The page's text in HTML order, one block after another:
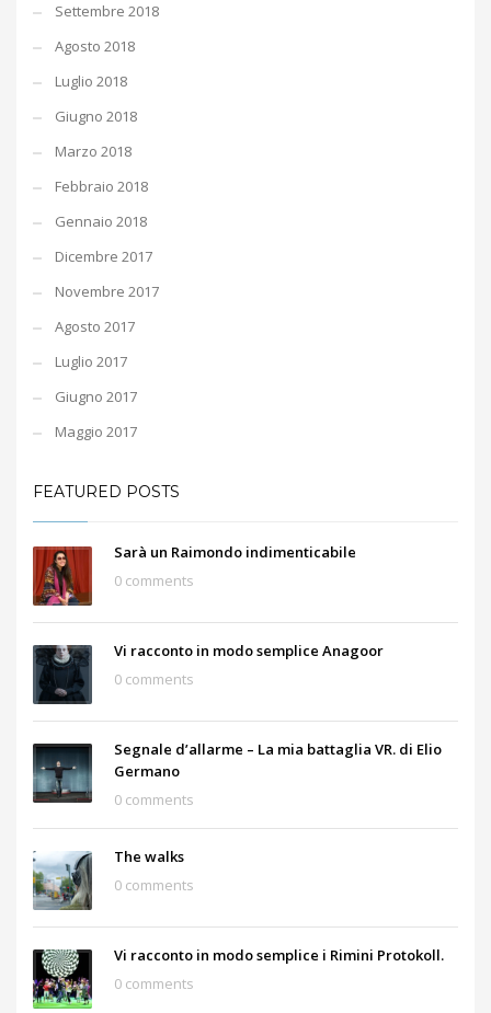
Settembre 2018
Agosto 2018
Luglio 2018
Giugno 2018
Marzo 2018
Febbraio 2018
Gennaio 2018
Dicembre 2017
Novembre 2017
Agosto 2017
Luglio 2017
Giugno 2017
Maggio 2017
FEATURED POSTS
Sarà un Raimondo indimenticabile
0 comments
Vi racconto in modo semplice Anagoor
0 comments
Segnale d’allarme – La mia battaglia VR. di Elio
Germano
0 comments
The walks
0 comments
Vi racconto in modo semplice i Rimini Protokoll.
0 comments